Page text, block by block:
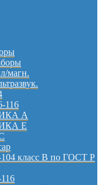
магн.
116
А
Е
класс B по ГОСТ Р